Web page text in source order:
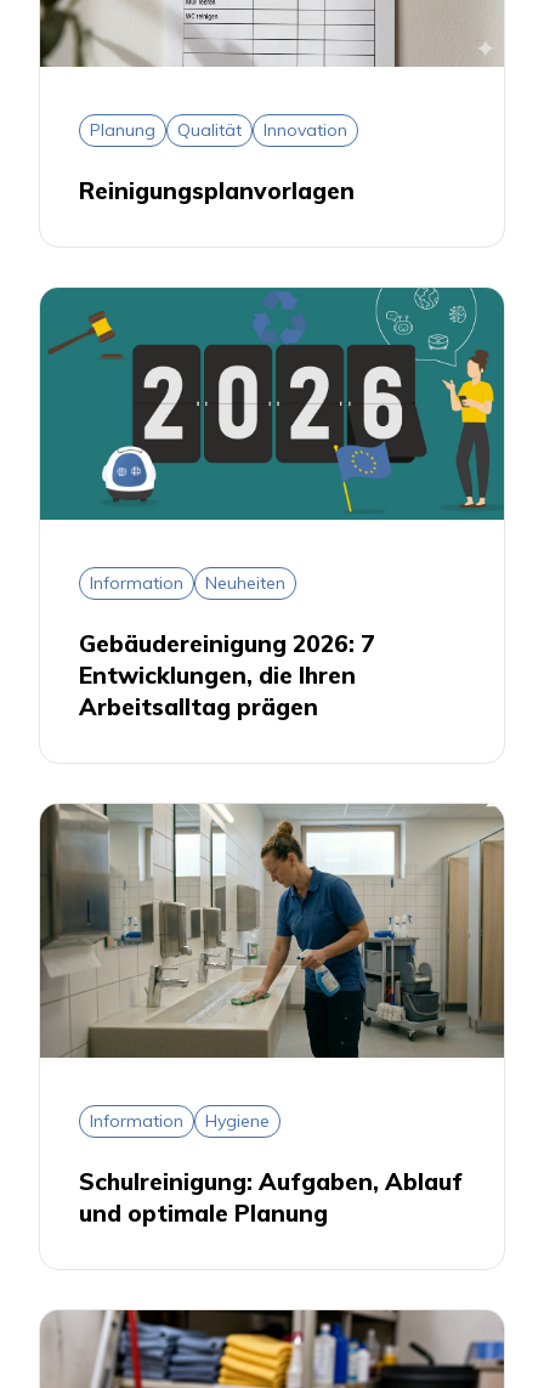
Planung Qualität Innovation
Reinigungsplanvorlagen
Information Neuheiten
Gebäudereinigung 2026: 7
Entwicklungen, die Ihren
Arbeitsalltag prägen
Information Hygiene
Schulreinigung: Aufgaben, Ablauf
und optimale Planung